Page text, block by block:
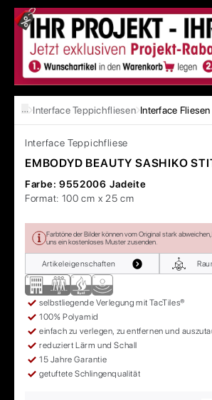
… Interface Teppichfliesen Interface Fliesen
Interface Teppichfliese
EMBODYD BEAUTY SASHIKO
Farbe: 9552006 Jadeite
Format: 100 cm x 25 cm
Farbtöne der Bilder können vom Original stark
uns ein kostenloses Muster zusenden.
Artikeleigenschaften
selbstliegende Verlegung mit TacTiles®
100% Polyamid
einfach zu verlegen, zu entfernen und
reduziert Lärm und Schall
15 Jahre Garantie
getuftete Schlingenqualität